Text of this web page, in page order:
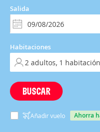
Salida
Habitaciones
BUSCAR
Añadir vuelo ahorra